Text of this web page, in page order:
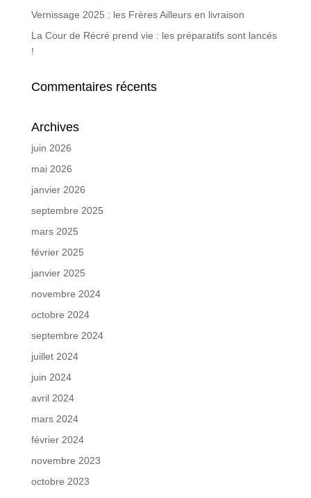
Vernissage 2025 : les Frères Ailleurs en livraison
La Cour de Récré prend vie : les préparatifs sont lancés
!
Commentaires récents
Archives
juin 2026
mai 2026
janvier 2026
septembre 2025
mars 2025
février 2025
janvier 2025
novembre 2024
octobre 2024
septembre 2024
juillet 2024
juin 2024
avril 2024
mars 2024
février 2024
novembre 2023
octobre 2023